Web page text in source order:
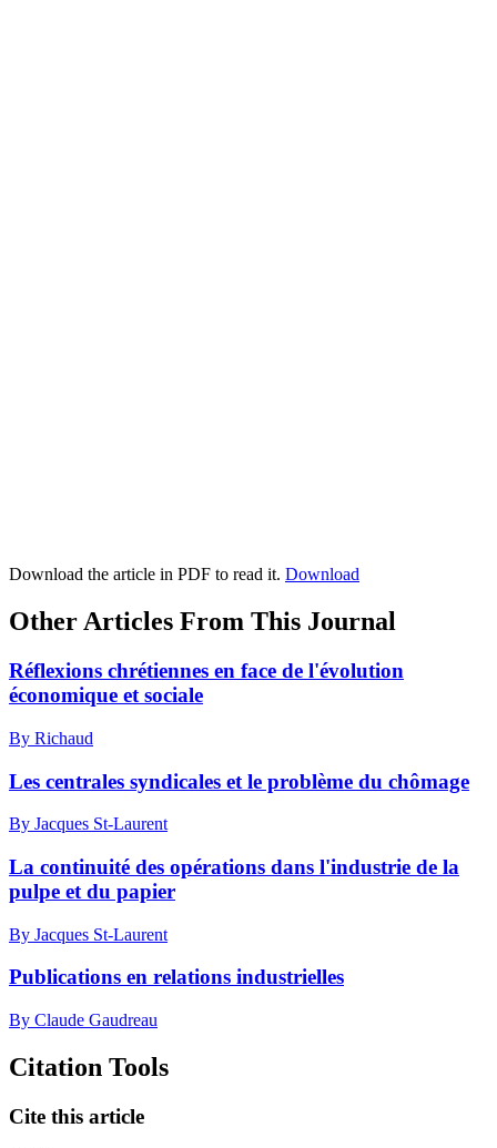
Download the article in PDF to read it. Download
Other Articles From This Journal
Réflexions chrétiennes en face de l'évolution
économique et sociale
By Richaud
Les centrales syndicales et le problème du chômage
By Jacques St-Laurent
La continuité des opérations dans l'industrie de la
pulpe et du papier
By Jacques St-Laurent
Publications en relations industrielles
By Claude Gaudreau
Citation Tools
Cite this article